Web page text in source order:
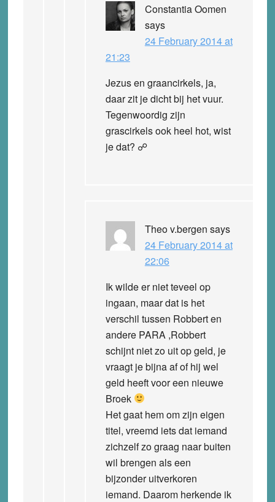
Constantia Oomen
says
24 February 2014 at
21:23
Jezus en graancirkels, ja,
daar zit je dicht bij het vuur.
Tegenwoordig zijn
grascirkels ook heel hot, wist
je dat? ☍
Theo v.bergen says
24 February 2014 at
22:06
Ik wilde er niet teveel op
ingaan, maar dat is het
verschil tussen Robbert en
andere PARA ,Robbert
schijnt niet zo uit op geld, je
vraagt je bijna af of hij wel
geld heeft voor een nieuwe
Broek
Het gaat hem om zijn eigen
titel, vreemd iets dat iemand
zichzelf zo graag naar buiten
wil brengen als een
bijzonder uitverkoren
iemand. Daarom herkende ik